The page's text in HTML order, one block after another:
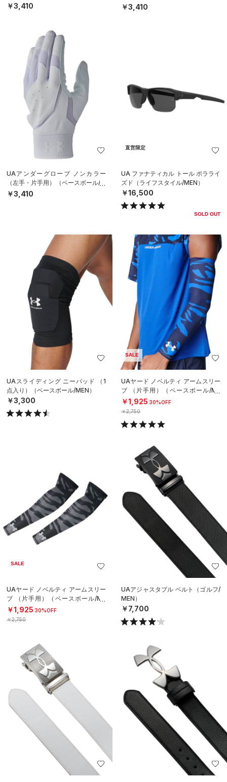
￥3,410
EN）
￥3,410
UAアンダーグローブ ノンカラー
（左手・片手用）（ベースボール/M
EN）
￥3,410
直営限定
UA ファナティカル トール ポラライ
ズド（ライフスタイル/MEN）
￥16,500
SOLD OUT
UAスライディング ニーパッド （1
点入り）（ベースボール/MEN）
￥3,300
SALE
UAヤード ノベルティ アームスリー
ブ （片手用）（ベースボール/ME
N）
￥1,925 30%OFF
￥2,750
SALE
UAヤード ノベルティ アームスリー
ブ （片手用）（ベースボール/ME
N）
￥1,925 30%OFF
￥2,750
UAアジャスタブル ベルト（ゴルフ/
MEN）
￥7,700